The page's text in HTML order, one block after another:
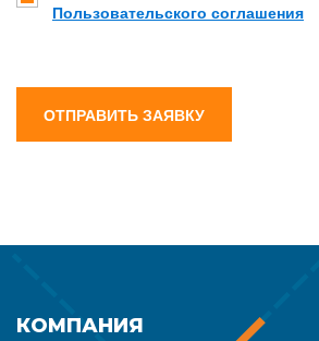
Пользовательского соглашения
ОТПРАВИТЬ ЗАЯВКУ
КОМПАНИЯ